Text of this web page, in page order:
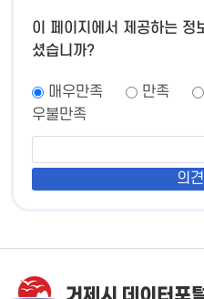
이 페이지에서 제공하는 정
셨습니까?
매우만족 만족
우불만족